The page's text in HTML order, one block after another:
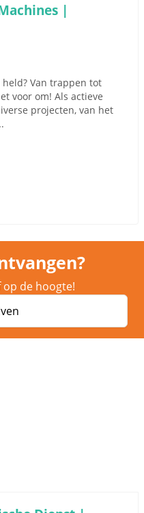
|
Van trappen tot
voor om! Als actieve
projecten, van het
de hoogte!